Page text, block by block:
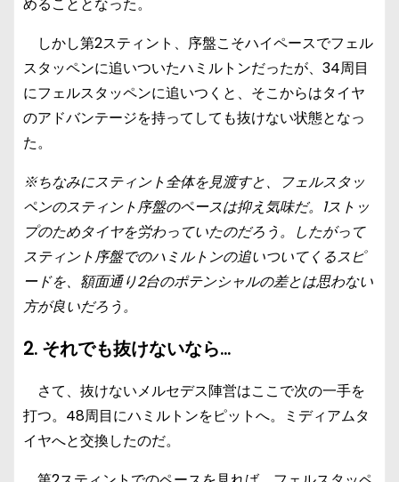
しかし第2スティント、序盤こそハイペースでフェル
スタッペンに追いついたハミルトンだったが、34周目
にフェルスタッペンに追いつくと、そこからはタイヤ
のアドバンテージを持ってしても抜けない状態となっ
た。
※ちなみにスティント全体を見渡すと、フェルスタッ
ペンのスティント序盤のペースは抑え気味だ。1ストッ
プのためタイヤを労わっていたのだろう。したがって
スティント序盤でのハミルトンの追いついてくるスピ
ードを、額面通り2台のポテンシャルの差とは思わない
方が良いだろう。
2. それでも抜けないなら…
さて、抜けないメルセデス陣営はここで次の一手を
打つ。48周目にハミルトンをピットへ。ミディアムタ
イヤへと交換したのだ。